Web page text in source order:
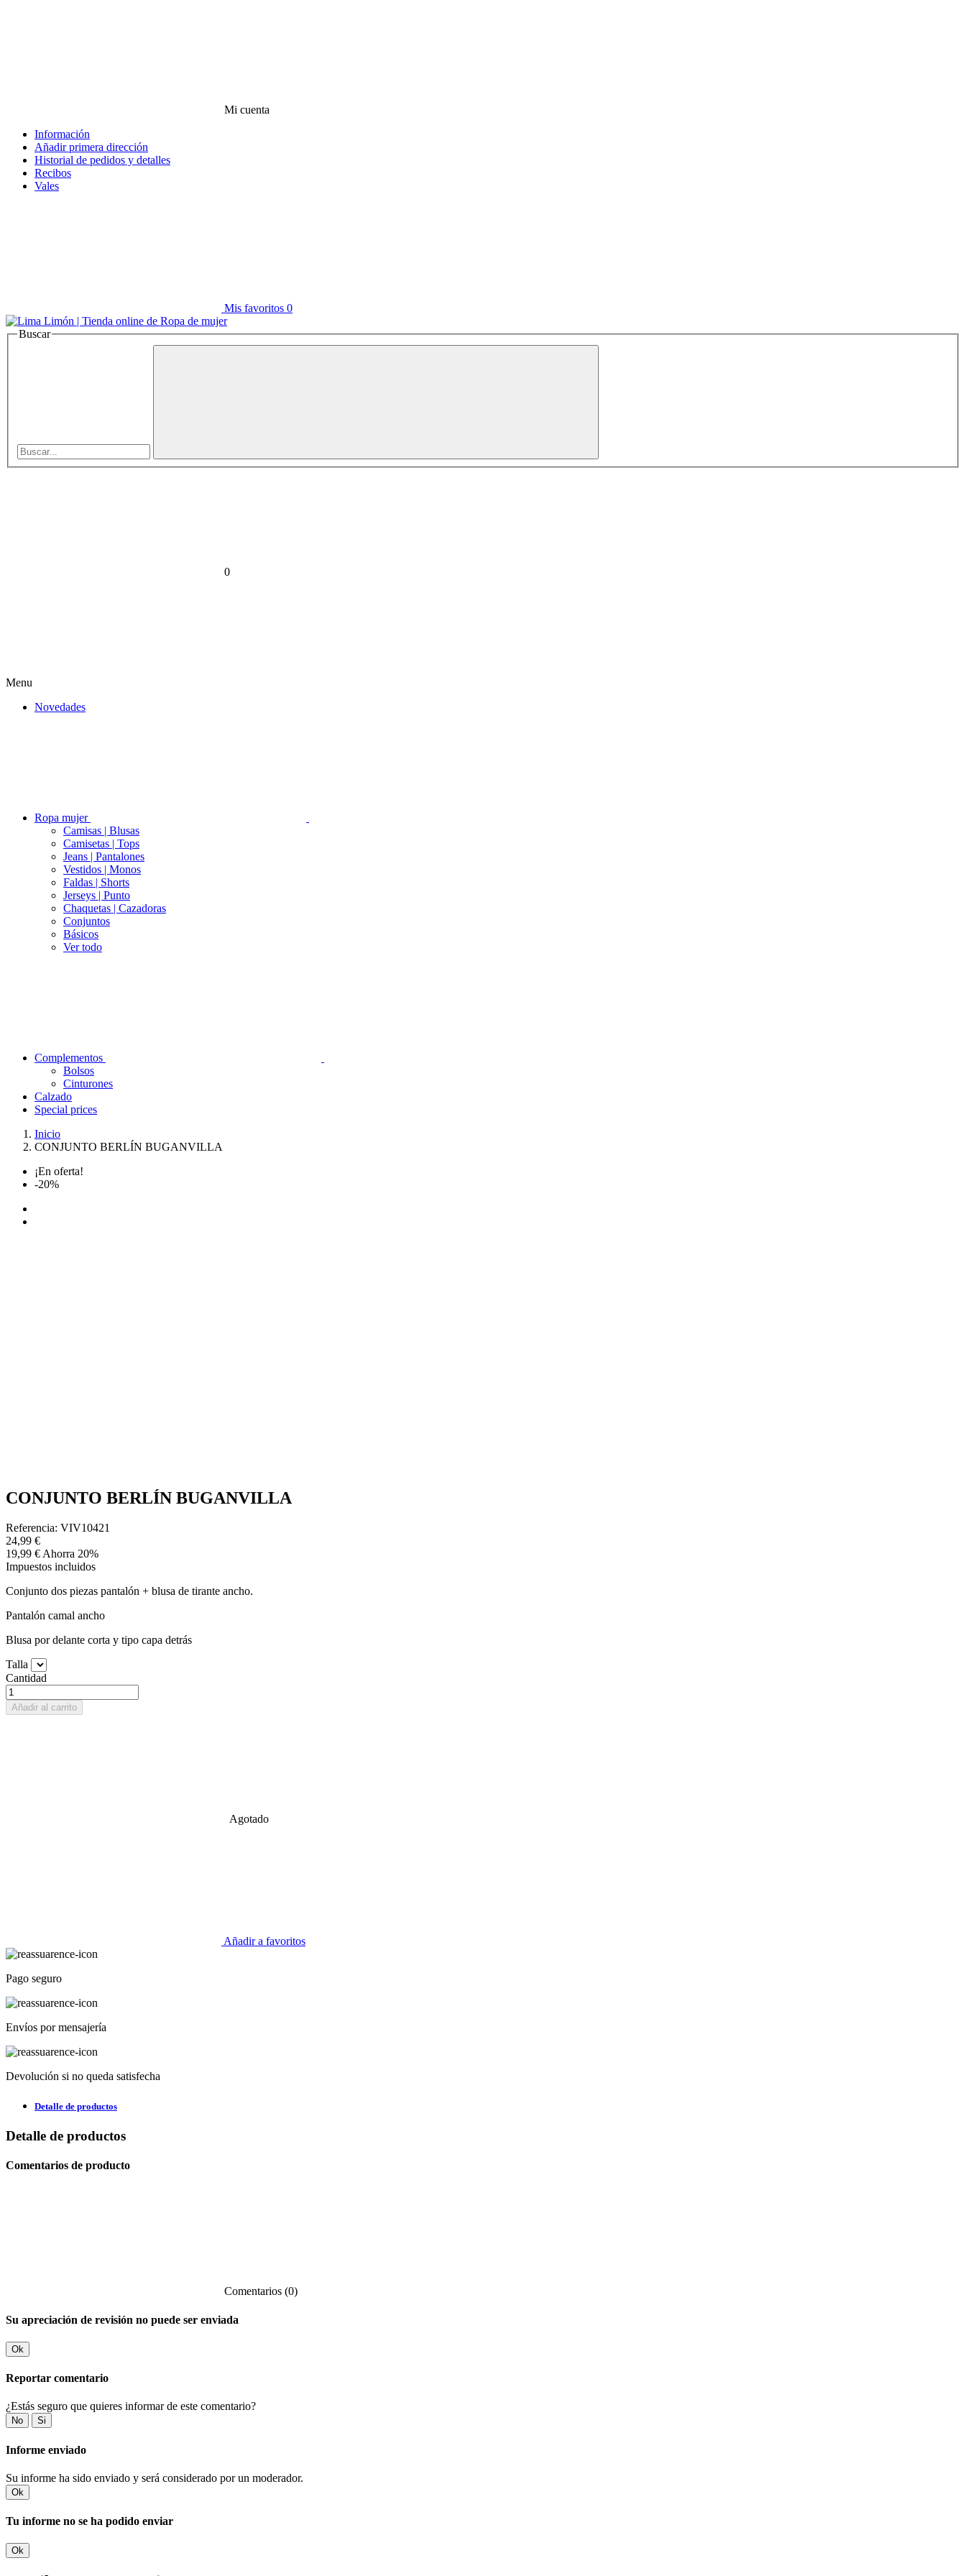
Mi cuenta
Información
Añadir primera dirección
Historial de pedidos y detalles
Recibos
Vales
Mis favoritos 0
Buscar
0
Menu
Novedades
Ropa mujer
Camisas | Blusas
Camisetas | Tops
Jeans | Pantalones
Vestidos | Monos
Faldas | Shorts
Jerseys | Punto
Chaquetas | Cazadoras
Conjuntos
Básicos
Ver todo
Complementos
Bolsos
Cinturones
Calzado
Special prices
Inicio
CONJUNTO BERLÍN BUGANVILLA
¡En oferta!
-20%
CONJUNTO BERLÍN BUGANVILLA
Referencia: VIV10421
24,99 €
19,99 €Ahorra 20%
Impuestos incluidos
Conjunto dos piezas pantalón + blusa de tirante ancho.
Pantalón camal ancho
Blusa por delante corta y tipo capa detrás
Talla
Cantidad
Añadir al carrito
Agotado
Añadir a favoritos
Pago seguro
Envíos por mensajería
Devolución si no queda satisfecha
Detalle de productos
Detalle de productos
Comentarios de producto
Comentarios (0)
Su apreciación de revisión no puede ser enviada
Ok
Reportar comentario
¿Estás seguro que quieres informar de este comentario?
No Si
Informe enviado
Su informe ha sido enviado y será considerado por un moderador.
Ok
Tu informe no se ha podido enviar
Ok